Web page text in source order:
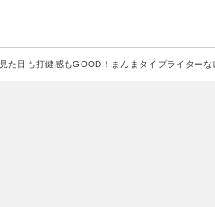
見た目も打鍵感もGOOD！まんまタイプライター